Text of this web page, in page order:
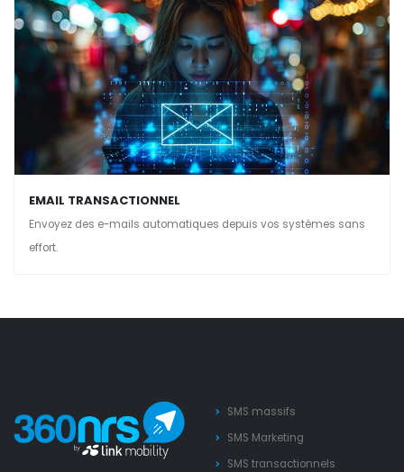
EMAIL TRANSACTIONNEL
Envoyez des e-mails automatiques depuis vos systèmes sans
effort.
SMS massifs
SMS Marketing
SMS transactionnels